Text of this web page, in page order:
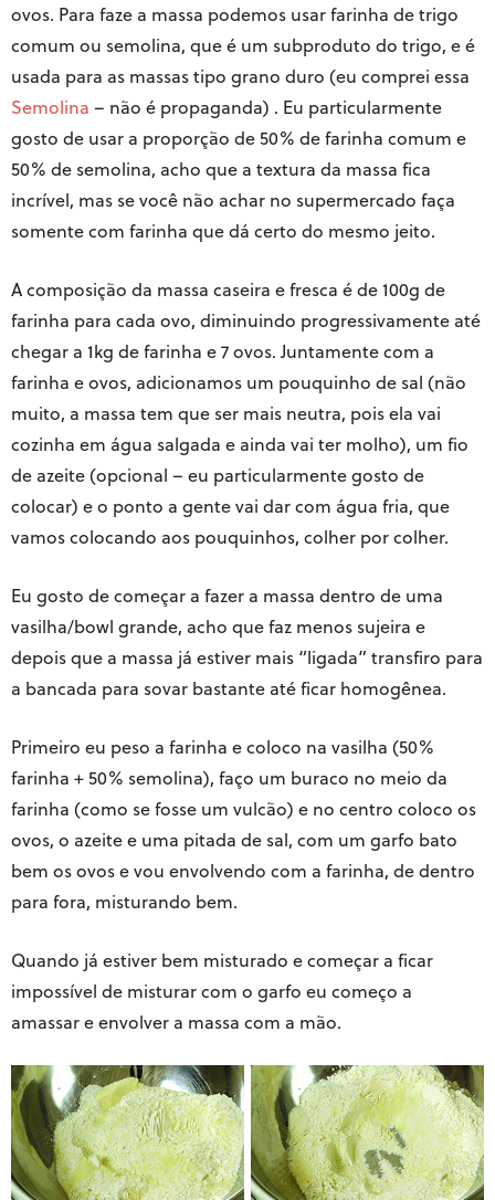
ovos. Para faze a massa podemos usar farinha de trigo
comum ou semolina, que é um subproduto do trigo, e é
usada para as massas tipo grano duro (eu comprei essa
Semolina – não é propaganda) . Eu particularmente
gosto de usar a proporção de 50% de farinha comum e
50% de semolina, acho que a textura da massa fica
incrível, mas se você não achar no supermercado faça
somente com farinha que dá certo do mesmo jeito.
A composição da massa caseira e fresca é de 100g de
farinha para cada ovo, diminuindo progressivamente até
chegar a 1kg de farinha e 7 ovos. Juntamente com a
farinha e ovos, adicionamos um pouquinho de sal (não
muito, a massa tem que ser mais neutra, pois ela vai
cozinha em água salgada e ainda vai ter molho), um fio
de azeite (opcional – eu particularmente gosto de
colocar) e o ponto a gente vai dar com água fria, que
vamos colocando aos pouquinhos, colher por colher.
Eu gosto de começar a fazer a massa dentro de uma
vasilha/bowl grande, acho que faz menos sujeira e
depois que a massa já estiver mais “ligada” transfiro para
a bancada para sovar bastante até ficar homogênea.
Primeiro eu peso a farinha e coloco na vasilha (50%
farinha + 50% semolina), faço um buraco no meio da
farinha (como se fosse um vulcão) e no centro coloco os
ovos, o azeite e uma pitada de sal, com um garfo bato
bem os ovos e vou envolvendo com a farinha, de dentro
para fora, misturando bem.
Quando já estiver bem misturado e começar a ficar
impossível de misturar com o garfo eu começo a
amassar e envolver a massa com a mão.